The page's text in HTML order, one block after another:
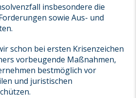
insbesondere die
sowie Aus- und
schon bei ersten Krisenzeichen
vorbeugende Maßnahmen,
bestmöglich vor
und juristischen